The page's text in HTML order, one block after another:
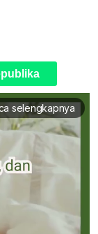
selengkapnya